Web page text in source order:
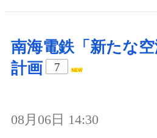
南海電鉄「新たな空
計画
7
08月06日 14:30